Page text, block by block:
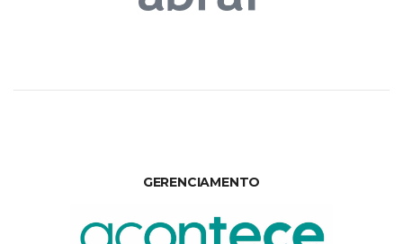
GERENCIAMENTO